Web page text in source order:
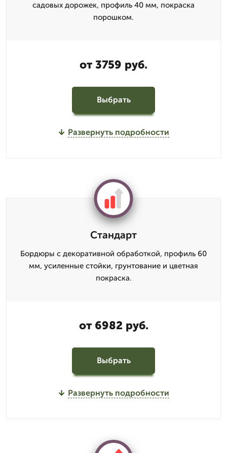
садовых дорожек, профиль 40 мм, покраска
порошком.
от 3759 руб.
Выбрать
Развернуть подробности
Стандарт
Бордюры с декоративной обработкой, профиль 60
мм, усиленные стойки, грунтование и цветная
покраска.
от 6982 руб.
Выбрать
Развернуть подробности